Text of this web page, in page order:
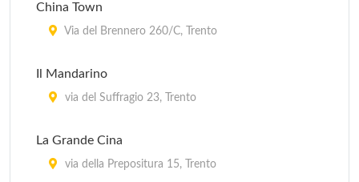
China Town
Via del Brennero 260/C, Trento
Il Mandarino
via del Suffragio 23, Trento
La Grande Cina
via della Prepositura 15, Trento